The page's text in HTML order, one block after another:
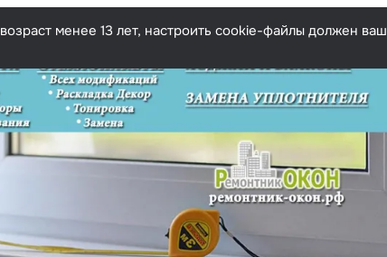
менее 13 лет, настроить cookie-файлы должен ваш